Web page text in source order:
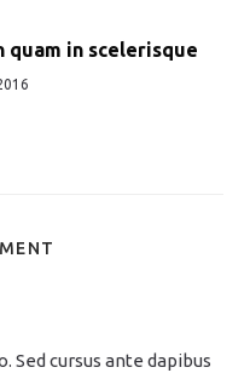
quam in scelerisque
Sed cursus ante dapibus